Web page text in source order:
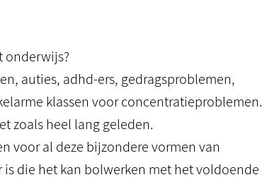
onderwijs?
auties, adhd-ers, gedragsproblemen,
klassen voor concentratieproblemen.
zoals heel lang geleden.
voor al deze bijzondere vormen van
die het kan bolwerken met het voldoende